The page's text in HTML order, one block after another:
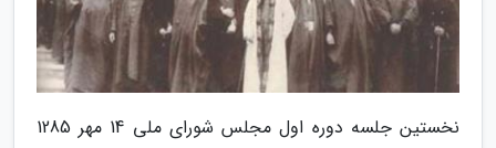
نخستین جلسه دوره اول مجلس شورای ملی 14 مهر 1285